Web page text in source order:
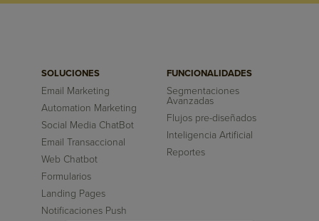
SOLUCIONES
Email Marketing
Automation Marketing
Social Media ChatBot
Email Transaccional
Web Chatbot
Formularios
Landing Pages
Notificaciones Push
FUNCIONALIDADES
Segmentaciones
Avanzadas
Flujos pre-diseñados
Inteligencia Artificial
Reportes